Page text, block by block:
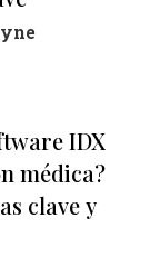
IDX
médica?
clave y